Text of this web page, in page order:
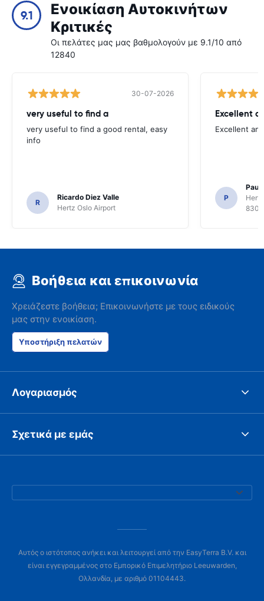
9.1
Ενοικίαση Αυτοκινήτων
Κριτικές
Οι πελάτες μας μας βαθμολογούν με 9.1/10 από
12840
30-07-2026
very useful to find a
very useful to find a good rental, easy
info
R
Ricardo Diez Valle
Hertz Oslo Airport
Excellent
Excellent
P
Paul
8300
Βοήθεια και επικοινωνία
Χρειάζεστε βοήθεια; Επικοινωνήστε με τους ειδικούς
μας στην ενοικίαση.
Υποστήριξη πελατών
Λογαριασμός
Σχετικά με εμάς
Αυτός ο ιστότοπος ανήκει και λειτουργεί από την EasyTerra B.V. και
είναι εγγεγραμμένος στο Εμπορικό Επιμελητήριο Leeuwarden,
Ολλανδία, με αριθμό 01104443.